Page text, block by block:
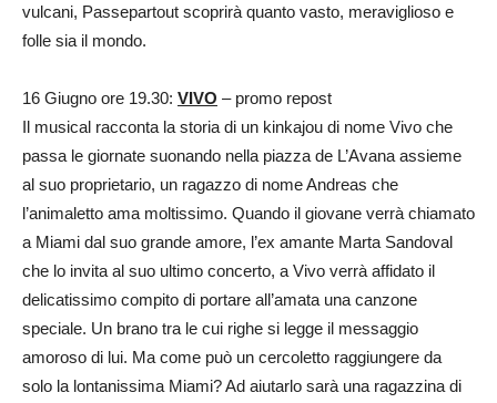
vulcani, Passepartout scoprirà quanto vasto, meraviglioso e
folle sia il mondo.
16 Giugno ore 19.30: VIVO – promo repost
Il musical racconta la storia di un kinkajou di nome Vivo che
passa le giornate suonando nella piazza de L’Avana assieme
al suo proprietario, un ragazzo di nome Andreas che
l’animaletto ama moltissimo. Quando il giovane verrà chiamato
a Miami dal suo grande amore, l’ex amante Marta Sandoval
che lo invita al suo ultimo concerto, a Vivo verrà affidato il
delicatissimo compito di portare all’amata una canzone
speciale. Un brano tra le cui righe si legge il messaggio
amoroso di lui. Ma come può un cercoletto raggiungere da
solo la lontanissima Miami? Ad aiutarlo sarà una ragazzina di